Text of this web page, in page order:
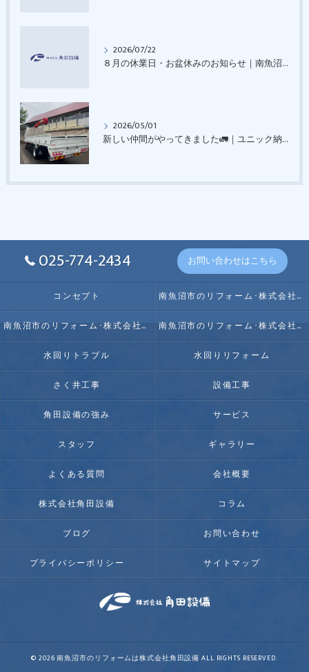
2026/07/22
８月の休業日・お盆休みのお知らせ｜南魚沼市｜五十沢｜（株）角田設備
2026/05/01
新しい仲間がやってきました🚛｜ユニック納車｜南魚沼市（株）角田設備
025-774-2434 お問い合わせはこちら
コンセプト 南魚沼市のリフォーム･株式会社角田設備の口コミ情報
南魚沼市のリフォーム･株式会社角田設備の評判 南魚沼市のリフォーム･株式会社角田設備のお客様の声
水回りトラブル 水回りリフォーム
さく井工事 設備工事
角田設備の強み サービス
スタッフ ギャラリー
よくある質問 会社概要
株式会社角田設備 コラム
ブログ お問い合わせ
プライバシーポリシー サイトマップ
© 2026 南魚沼市のリフォームは株式会社角田設備 ALL RIGHTS RESERVED.